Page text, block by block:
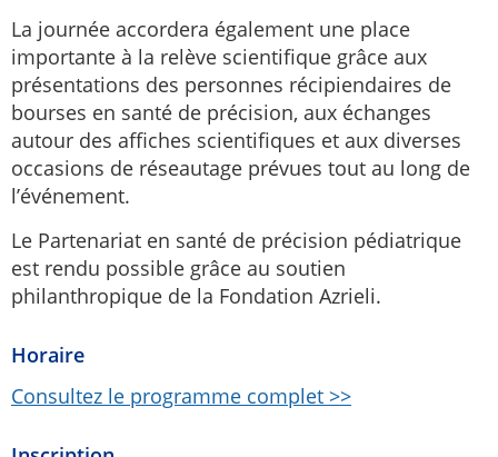
La journée accordera également une place
importante à la relève scientifique grâce aux
présentations des personnes récipiendaires de
bourses en santé de précision, aux échanges
autour des affiches scientifiques et aux diverses
occasions de réseautage prévues tout au long de
l’événement.
Le Partenariat en santé de précision pédiatrique
est rendu possible grâce au soutien
philanthropique de la Fondation Azrieli.
Horaire
Consultez le programme complet >>